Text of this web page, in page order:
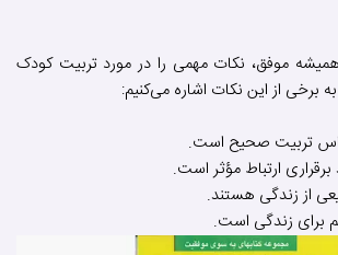
موفق، نکات مهمی را در مورد تربیت کودک
برخی از این نکات اشاره می‌کنیم:
تربیت صحیح است.
ارتباط مؤثر است.
از زندگی هستند.
برای زندگی است.